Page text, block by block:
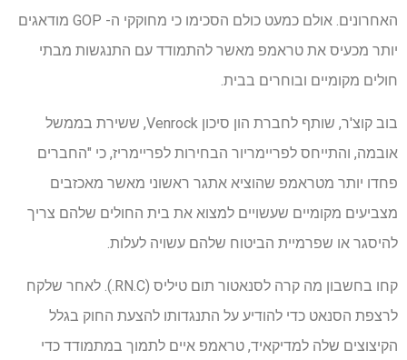
האחרונים. אולם כמעט כולם הסכימו כי מחוקקי ה- GOP מודאגים
יותר מכעיס את טראמפ מאשר להתמודד עם התנגשות מבתי
חולים מקומיים ובוחרים בבית.
בוב קוצ'ר, שותף לחברת הון סיכון Venrock, ששירת בממשל
אובמה, והתייחס לפריימריור הבחירות לפריימריז, כי "החברים
פחדו יותר מטראמפ שהוציא אתגר ראשוני מאשר מאכזבים
מצביעים מקומיים שעשויים למצוא את בית החולים שלהם צריך
להיסגר או שפרמיית הביטוח שלהם עשויה לעלות.
קחו בחשבון מה קרה לסנאטור תום טיליס (RN.C.). לאחר שלקח
לרצפת הסנאט כדי להודיע על התנגדותו להצעת החוק בגלל
הקיצוצים שלה למדיקאיד, טראמפ איים לתמוך במתמודד כדי